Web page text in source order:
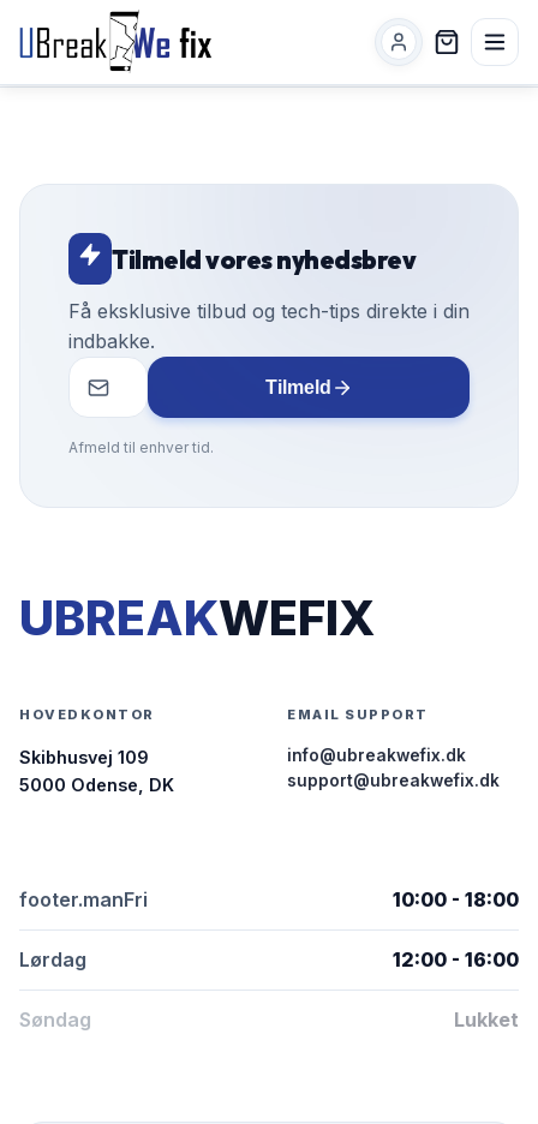
Tilmeld vores nyhedsbrev
Få eksklusive tilbud og tech-tips direkte i din
indbakke.
Tilmeld
Afmeld til enhver tid.
UBREAKWEFIX
HOVEDKONTOR
Skibhusvej 109
5000 Odense, DK
EMAIL SUPPORT
info@ubreakwefix.dk
support@ubreakwefix.dk
footer.manFri 10:00 - 18:00
Lørdag 12:00 - 16:00
Søndag Lukket